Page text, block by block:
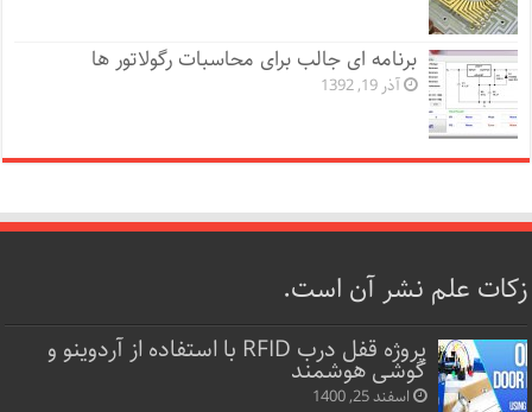
برنامه ای جالب برای محاسبات رگولاتور ها
آذر 19, 1392
زکات علم نشر آن است.
پروژه قفل‌ درب RFID با استفاده از آردوینو و
گوشی هوشمند
اسفند 25, 1400